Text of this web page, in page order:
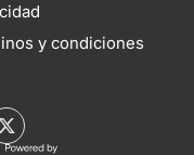
y condiciones